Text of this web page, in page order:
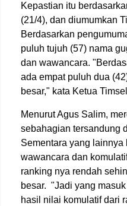
Kepastian itu
(21/4), dan diumumkan
Berdasarkan
puluh tujuh (57) nama
dan wawancara.
ada empat puluh dua
besar," kata Ketua
Menurut Agus Salim,
sebahagian tersandung
Sementara yang lainnya
wawancara dan
ranking nya rendah
besar. "Jadi yang
hasil nilai komulatif dari